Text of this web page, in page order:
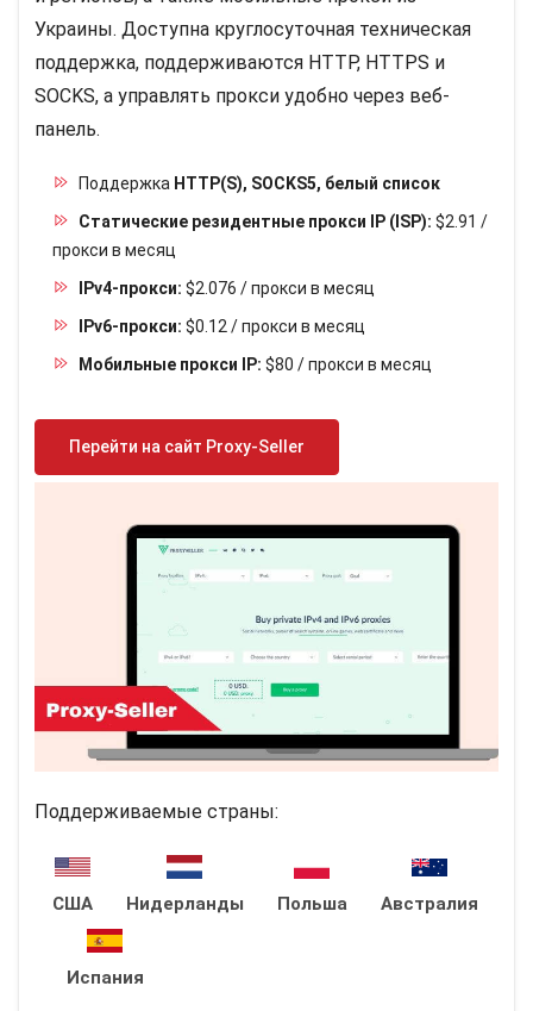
Украины. Доступна круглосуточная техническая
поддержка, поддерживаются HTTP, HTTPS и
SOCKS, а управлять прокси удобно через веб-
панель.
Поддержка HTTP(S), SOCKS5, белый список
Статические резидентные прокси IP (ISP): $2.91 /
прокси в месяц
IPv4-прокси: $2.076 / прокси в месяц
IPv6-прокси: $0.12 / прокси в месяц
Мобильные прокси IP: $80 / прокси в месяц
Перейти на сайт Proxy-Seller
Поддерживаемые страны:
США Нидерланды Польша Австралия
Испания